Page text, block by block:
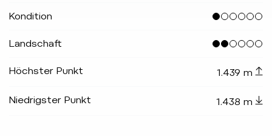
Kondition
Landschaft
Höchster Punkt 1.439 m
Niedrigster Punkt 1.438 m